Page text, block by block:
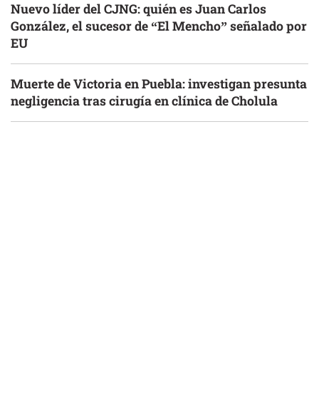
Nuevo líder del CJNG: quién es Juan Carlos
González, el sucesor de “El Mencho” señalado por
EU
Muerte de Victoria en Puebla: investigan presunta
negligencia tras cirugía en clínica de Cholula